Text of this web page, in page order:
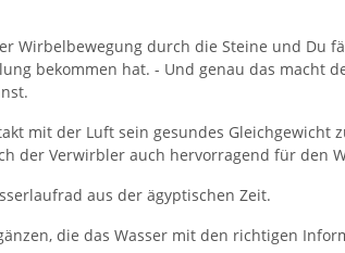
Wirbelbewegung durch die Steine und Du
bekommen hat. - Und genau das macht
mit der Luft sein gesundes Gleichgewicht
der Verwirbler auch hervorragend für den
aus der ägyptischen Zeit.
die das Wasser mit den richtigen